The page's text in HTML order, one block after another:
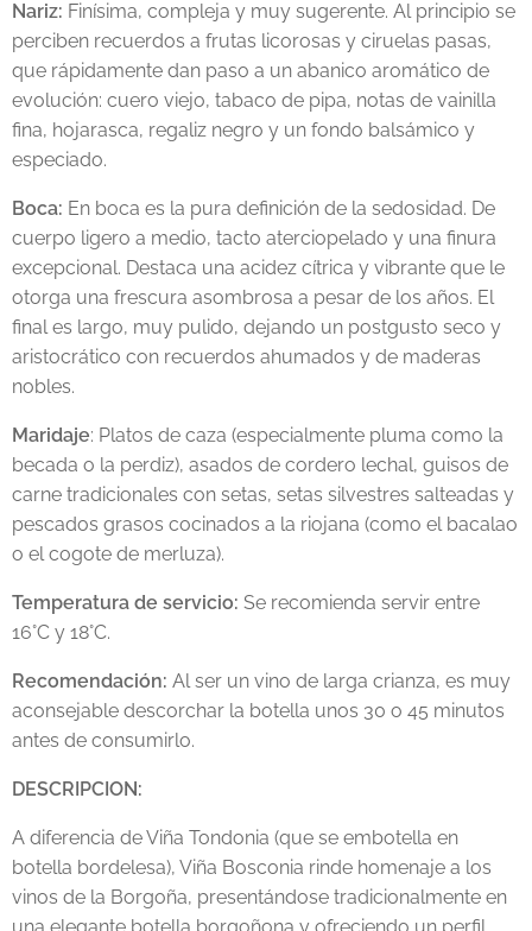
Nariz: Finísima, compleja y muy sugerente. Al principio se
perciben recuerdos a frutas licorosas y ciruelas pasas,
que rápidamente dan paso a un abanico aromático de
evolución: cuero viejo, tabaco de pipa, notas de vainilla
fina, hojarasca, regaliz negro y un fondo balsámico y
especiado.
Boca: En boca es la pura definición de la sedosidad. De
cuerpo ligero a medio, tacto aterciopelado y una finura
excepcional. Destaca una acidez cítrica y vibrante que le
otorga una frescura asombrosa a pesar de los años. El
final es largo, muy pulido, dejando un postgusto seco y
aristocrático con recuerdos ahumados y de maderas
nobles.
Maridaje: Platos de caza (especialmente pluma como la
becada o la perdiz), asados de cordero lechal, guisos de
carne tradicionales con setas, setas silvestres salteadas y
pescados grasos cocinados a la riojana (como el bacalao
o el cogote de merluza).
Temperatura de servicio: Se recomienda servir entre
16°C y 18°C.
Recomendación: Al ser un vino de larga crianza, es muy
aconsejable descorchar la botella unos 30 o 45 minutos
antes de consumirlo.
DESCRIPCION:
A diferencia de Viña Tondonia (que se embotella en
botella bordelesa), Viña Bosconia rinde homenaje a los
vinos de la Borgoña, presentándose tradicionalmente en